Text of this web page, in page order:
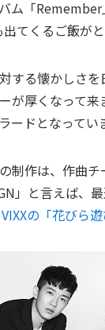
ム「
出てくるご飯が
する懐かしさ
が厚くなって
ードとなってい
制作は、作曲
」と言えば
の「花びら遊